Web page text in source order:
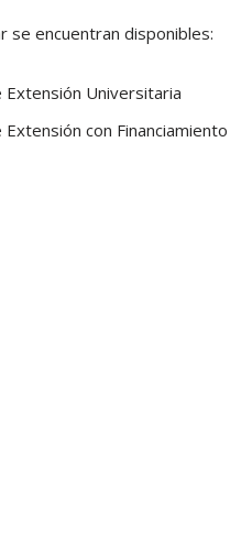
se encuentran disponibles:
Universitaria
con Financiamiento